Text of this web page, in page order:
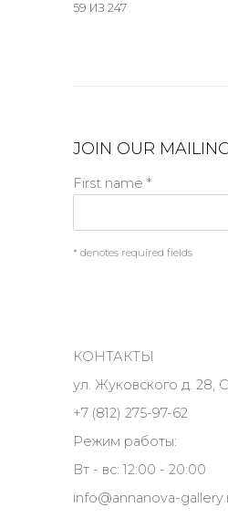
59 ИЗ 247
JOIN OUR
First name *
* denotes required fields
КОНТАКТЫ
ул. Жуковского д. 28,
+7 (812) 275-97-62
Режим работы:
Вт - вс: 12:00 - 20:00
info@annanova-